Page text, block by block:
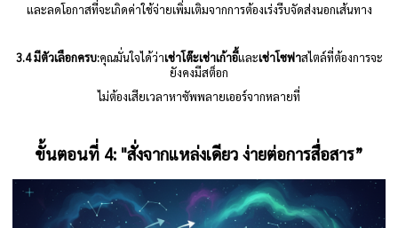
และลดโอกาสที่จะเกิดค่าใช้จ่ายเพิ่มเติมจากการต้องเร่งรีบจัดส่งนอกเส้นทาง
3.4 มีตัวเลือกครบ:คุณมั่นใจได้ว่าเช่าโต๊ะเช่าเก้าอี้และเช่าโซฟาสไตล์ที่ต้องการจะ
ยังคงมีสต็อก
ไม่ต้องเสียเวลาหาซัพพลายเออร์จากหลายที่
ขั้นตอนที่ 4: "สั่งจากแหล่งเดียว ง่ายต่อการสื่อสาร”